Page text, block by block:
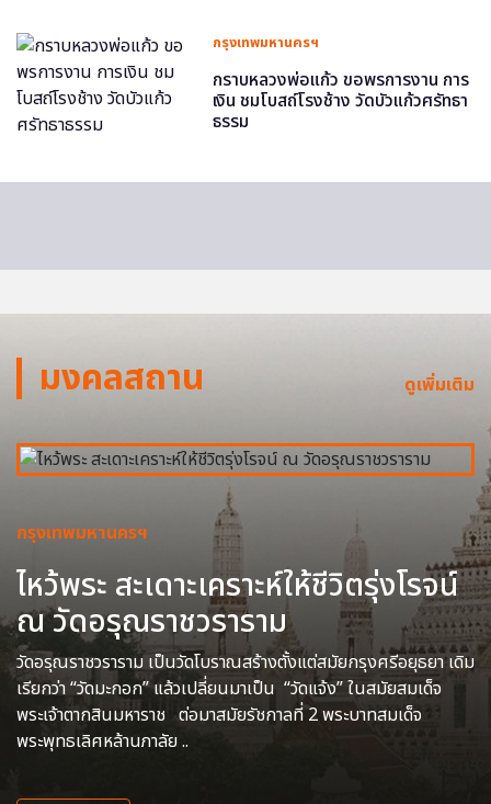
กรุงเทพมหานครฯ
กราบหลวงพ่อแก้ว ขอพรการงาน การ
เงิน ชมโบสถ์โรงช้าง วัดบัวแก้วศรัทธา
ธรรม
มงคลสถาน ดูเพิ่มเติม
กรุงเทพมหานครฯ
ไหว้พระ สะเดาะเคราะห์ให้ชีวิตรุ่งโรจน์
ณ วัดอรุณราชวราราม
วัดอรุณราชวราราม เป็นวัดโบราณสร้างตั้งแต่สมัยกรุงศรีอยุธยา เดิม
เรียกว่า “วัดมะกอก” แล้วเปลี่ยนมาเป็น “วัดแจ้ง” ในสมัยสมเด็จ
พระเจ้าตากสินมหาราช ต่อมาสมัยรัชกาลที่ 2 พระบาทสมเด็จ
พระพุทธเลิศหล้านภาลัย ..